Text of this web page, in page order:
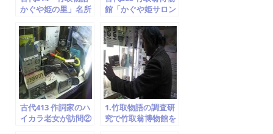
かぐや姫の里」名所
京田辺市 竹取翁博物
館 2014.2.1
館「かぐや姫サロン
石庭・襖絵紹介
古代413 作詞家のハ
イカラ老女が訪問②
1.竹取物語の調査研
究で竹取翁博物館を